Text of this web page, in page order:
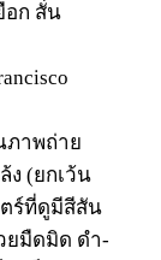
อก สั่น
ภาพถ่าย
ง (ยกเว้น
ร์ที่ดูมีสีสัน
มืดมิด ดำ-